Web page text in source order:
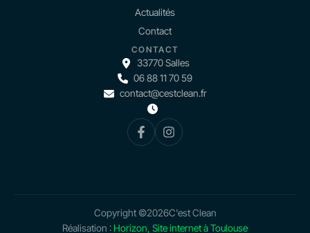
Actualités
Contact
CONTACT
33770 Salles
06 88 11 70 59
contact@cestclean.fr
Copyright ©2026C'est Clean
Réalisation : Horizon, Site internet à Toulouse